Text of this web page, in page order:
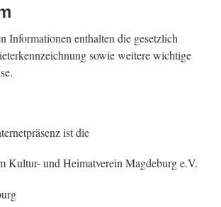
Informationen enthalten die gesetzlich
sowie weitere wichtige
ist die
Kultur- und Heimatverein Magdeburg e.V.